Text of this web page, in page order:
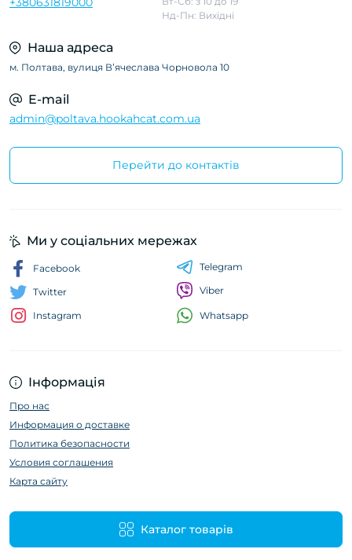
Нд-Пн: Вихідні
Наша адреса
м. Полтава, вулиця Вʼячеслава Чорновола 10
E-mail
admin@poltava.hookahcat.com.ua
Перейти до контактів
Інформація
Про нас
Информация о доставке
Политика безопасности
Условия соглашения
Карта сайту
Каталог товарів
Ми у соціальних мережах
Facebook
Twitter
Instagram
Telegram
Viber
Whatsapp